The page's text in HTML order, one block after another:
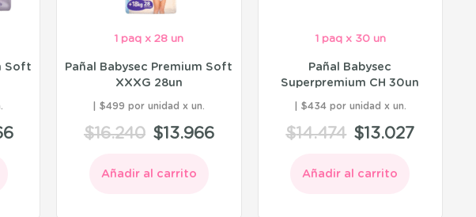
Soft
1 paq x 28 un
Pañal Babysec Premium Soft
XXXG 28un
$499 por unidad
$16.240 $13.966
Añadir al carrito
1 paq x 30 un
Pañal Babysec
Superpremium CH 30un
$434 por unidad
$14.474 $13.027
Añadir al carrito